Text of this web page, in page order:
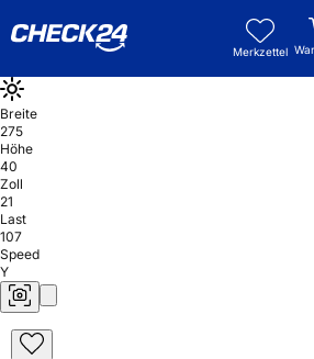
Merkzettel
Breite
275
Höhe
40
Zoll
21
Last
107
Speed
Y